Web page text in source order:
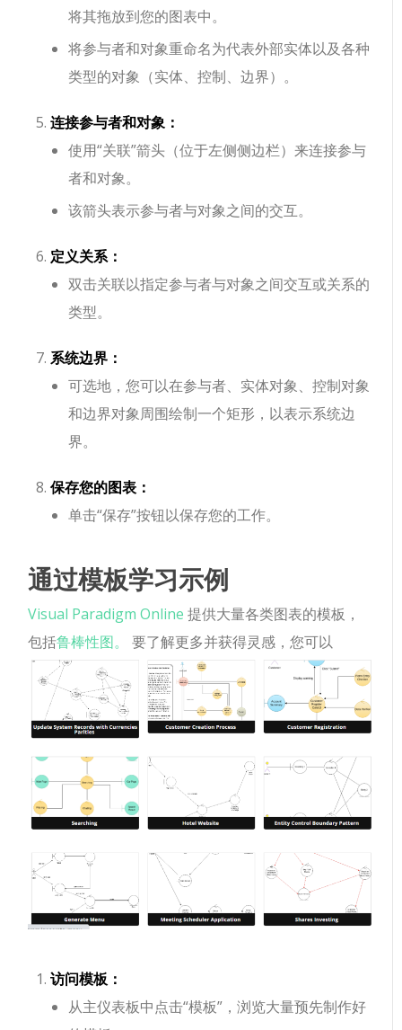
将其拖放到您的图表中。
将参与者和对象重命名为代表外部实体以及各种
类型的对象（实体、控制、边界）。
连接参与者和对象：
使用“关联”箭头（位于左侧侧边栏）来连接参与
者和对象。
该箭头表示参与者与对象之间的交互。
定义关系：
双击关联以指定参与者与对象之间交互或关系的
类型。
系统边界：
可选地，您可以在参与者、实体对象、控制对象
和边界对象周围绘制一个矩形，以表示系统边
界。
保存您的图表：
单击“保存”按钮以保存您的工作。
通过模板学习示例
Visual Paradigm Online 提供大量各类图表的模板，
包括鲁棒性图。 要了解更多并获得灵感，您可以
访问模板：
从主仪表板中点击“模板”，浏览大量预先制作好